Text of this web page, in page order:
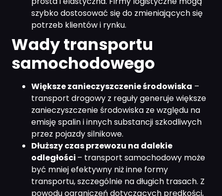
szybko dostosować się do zmieniających się
potrzeb klientów i rynku.
Wady transportu
samochodowego
Większe zanieczyszczenie środowiska –
transport drogowy z reguły generuje większe
zanieczyszczenie środowiska ze względu na
emisję spalin i innych substancji szkodliwych
przez pojazdy silnikowe.
Dłuższy czas przewozu na dalekie
odległości – transport samochodowy może
być mniej efektywny niż inne formy
transportu, szczególnie na długich trasach. Z
powodu ograniczeń dotyczących prędkości,